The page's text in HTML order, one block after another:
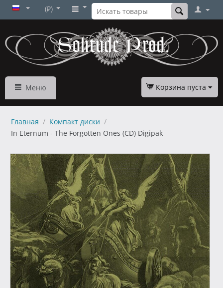
(₽)
Меню Корзина пуста
Главная / Компакт диски /
In Eternum - The Forgotten Ones (CD) Digipak